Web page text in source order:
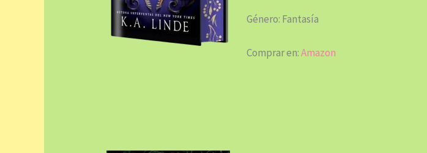
Género: Fantasía
Comprar en:Amazon